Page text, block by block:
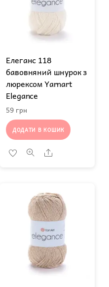
Елеганс 118
бавовняний шнурок з
люрексом Yarnart
Elegance
59 грн
ДОДАТИ В КОШИК
Share